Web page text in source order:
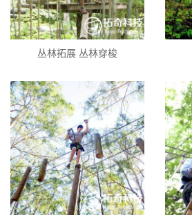
丛林拓展 丛林穿梭